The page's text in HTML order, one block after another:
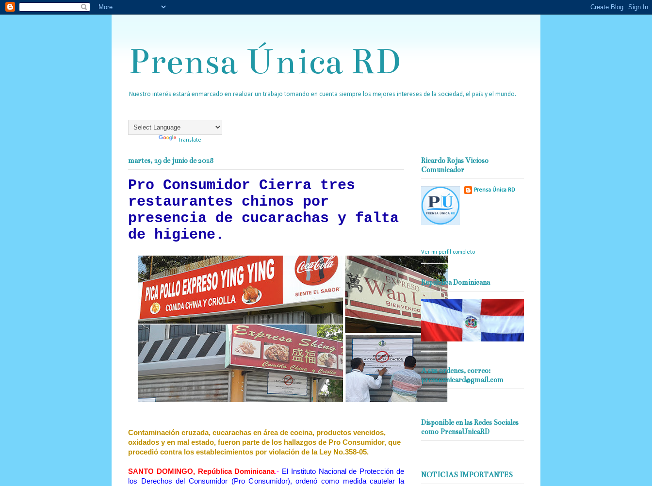
Prensa Única RD
Nuestro interés estará enmarcado en realizar un trabajo tomando en cuenta siempre los mejores intereses de la sociedad, el país y el mundo.
Translate
martes, 19 de junio de 2018
Pro Consumidor Cierra tres
restaurantes chinos por
presencia de cucarachas y falta
de higiene.
Contaminación cruzada, cucarachas en área de cocina, productos vencidos,
oxidados y en mal estado, fueron parte de los hallazgos de Pro Consumidor, que
procedió contra los establecimientos por violación de la Ley No.358-05.
SANTO DOMINGO, República Dominicana.- El Instituto Nacional de Protección de
los Derechos del Consumidor (Pro Consumidor), ordenó como medida cautelar la
Ricardo Rojas Vicioso
Comunicador
Prensa Única RD
Ver mi perfil completo
Republica Dominicana
A sus ordenes, correo:
prensaunicard@gmail.com
Disponible en las Redes Sociales
como PrensaUnicaRD
NOTICIAS IMPORTANTES